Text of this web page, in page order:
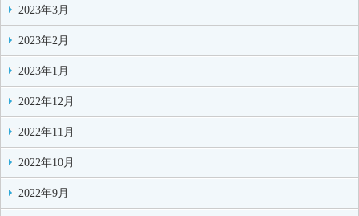
2023年3月
2023年2月
2023年1月
2022年12月
2022年11月
2022年10月
2022年9月